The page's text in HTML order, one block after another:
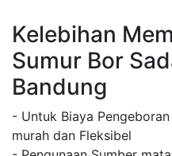
Kelebihan
Sumur Bor
Bandung
- Untuk Biaya
murah dan Fleksibel